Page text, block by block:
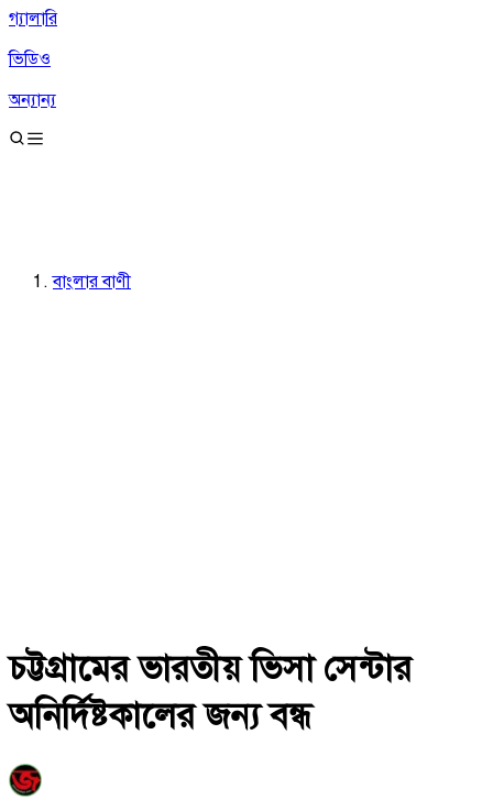
গ্যালারি
ভিডিও
অন্যান্য
বাংলার বাণী
চট্টগ্রামের ভারতীয় ভিসা সেন্টার
অনির্দিষ্টকালের জন্য বন্ধ